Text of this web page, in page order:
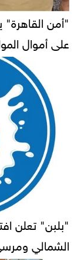
"أمن
على أموال
الشمالي